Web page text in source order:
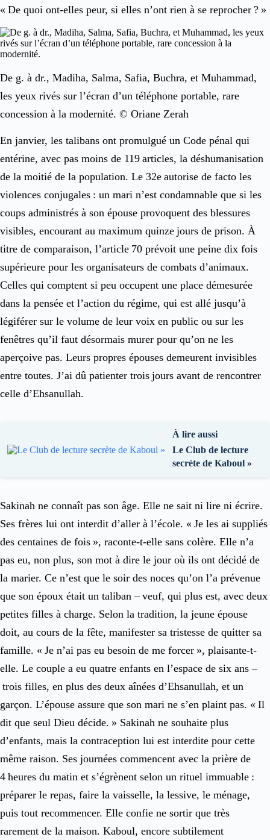
« De quoi ont-elles peur, si elles n’ont rien à se reprocher ? »
De g. à dr., Madiha, Salma, Safia, Buchra, et Muhammad,
les yeux rivés sur l’écran d’un téléphone portable, rare
concession à la modernité. © Oriane Zerah
En janvier, les talibans ont promulgué un Code pénal qui
entérine, avec pas moins de 119 articles, la déshumanisation
de la moitié de la population. Le 32e autorise de facto les
violences conjugales : un mari n’est condamnable que si les
coups administrés à son épouse provoquent des blessures
visibles, encourant au maximum quinze jours de prison. À
titre de comparaison, l’article 70 prévoit une peine dix fois
supérieure pour les organisateurs de combats d’animaux.
Celles qui comptent si peu occupent une place démesurée
dans la pensée et l’action du régime, qui est allé jusqu’à
légiférer sur le volume de leur voix en public ou sur les
fenêtres qu’il faut désormais murer pour qu’on ne les
aperçoive pas. Leurs propres épouses demeurent invisibles
entre toutes. J’ai dû patienter trois jours avant de rencontrer
celle d’Ehsanullah.
À lire aussi
Le Club de lecture
secrète de Kaboul »
Sakinah ne connaît pas son âge. Elle ne sait ni lire ni écrire.
Ses frères lui ont interdit d’aller à l’école. « Je les ai suppliés
des centaines de fois », raconte-t-elle sans colère. Elle n’a
pas eu, non plus, son mot à dire le jour où ils ont décidé de
la marier. Ce n’est que le soir des noces qu’on l’a prévenue
que son époux était un taliban – veuf, qui plus est, avec deux
petites filles à charge. Selon la tradition, la jeune épouse
doit, au cours de la fête, manifester sa tristesse de quitter sa
famille. « Je n’ai pas eu besoin de me forcer », plaisante-t-
elle. Le couple a eu quatre enfants en l’espace de six ans –
trois filles, en plus des deux aînées ­d’Ehsanullah, et un
garçon. L’épouse assure que son mari ne s’en plaint pas. « Il
dit que seul Dieu décide. » Sakinah ne souhaite plus
d’enfants, mais la contraception lui est interdite pour cette
même raison. Ses journées commencent avec la prière de
4 heures du matin et s’égrènent selon un rituel immuable :
préparer le repas, faire la vaisselle, la lessive, le ménage,
puis tout recommencer. Elle confie ne sortir que très
rarement de la maison. Kaboul, encore subtilement